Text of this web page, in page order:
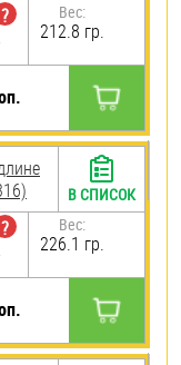
?
Вес:
212.8 гр.
?
Вес:
226.1 гр.
В СПИСОК